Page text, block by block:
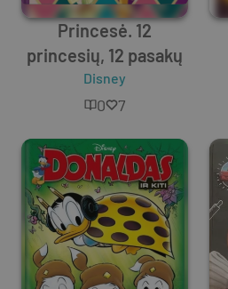
Princesė. 12
princesių, 12 pasakų
Disney
0 7